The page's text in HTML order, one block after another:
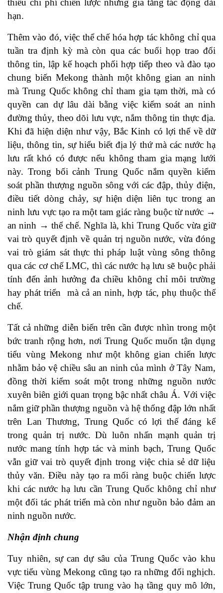
thiểu chi phí chiến lược nhưng gia tăng tác động dài
hạn.
Thêm vào đó, việc thể chế hóa hợp tác không chỉ qua
tuần tra định kỳ mà còn qua các buổi họp trao đổi
thông tin, lập kế hoạch phối hợp tiếp theo và đào tạo
chung biến Mekong thành một không gian an ninh
mà Trung Quốc không chỉ tham gia tạm thời, mà có
quyền can dự lâu dài bằng việc kiểm soát an ninh
đường thủy, theo dõi lưu vực, nắm thông tin thực địa.
Khi đã hiện diện như vậy, Bắc Kinh có lợi thế về dữ
liệu, thông tin, sự hiểu biết địa lý thứ mà các nước hạ
lưu rất khó có được nếu không tham gia mạng lưới
này. Trong bối cảnh Trung Quốc nắm quyền kiểm
soát phần thượng nguồn sông với các đập, thủy điện,
điều tiết dòng chảy, sự hiện diện liên tục trong an
ninh lưu vực tạo ra một tam giác ràng buộc từ nước →
an ninh → thể chế. Nghĩa là, khi Trung Quốc vừa giữ
vai trò quyết định về quản trị nguồn nước, vừa đóng
vai trò giám sát thực thi pháp luật vùng sông thông
qua các cơ chế LMC, thì các nước hạ lưu sẽ buộc phải
tính đến ảnh hưởng đa chiều không chỉ môi trường
hay phát triển mà cả an ninh, hợp tác, phụ thuộc thể
chế.
Tất cả những diễn biến trên cần được nhìn trong một
bức tranh rộng hơn, nơi Trung Quốc muốn tận dụng
tiểu vùng Mekong như một không gian chiến lược
nhằm bảo vệ chiều sâu an ninh của mình ở Tây Nam,
đồng thời kiểm soát một trong những nguồn nước
xuyên biên giới quan trọng bậc nhất châu Á. Với việc
nắm giữ phần thượng nguồn và hệ thống đập lớn nhất
trên Lan Thương, Trung Quốc có lợi thế đáng kể
trong quản trị nước. Dù luôn nhấn mạnh quản trị
nước mang tính hợp tác và minh bạch, Trung Quốc
vẫn giữ vai trò quyết định trong việc chia sẻ dữ liệu
thủy văn. Điều này tạo ra mối ràng buộc chiến lược
khi các nước hạ lưu cần Trung Quốc không chỉ như
một đối tác phát triển mà còn như nguồn bảo đảm an
ninh nguồn nước.
Nhận định chung
Tuy nhiên, sự can dự sâu của Trung Quốc vào khu
vực tiểu vùng Mekong cũng tạo ra những đối nghịch.
Việc Trung Quốc tập trung vào hạ tầng quy mô lớn,